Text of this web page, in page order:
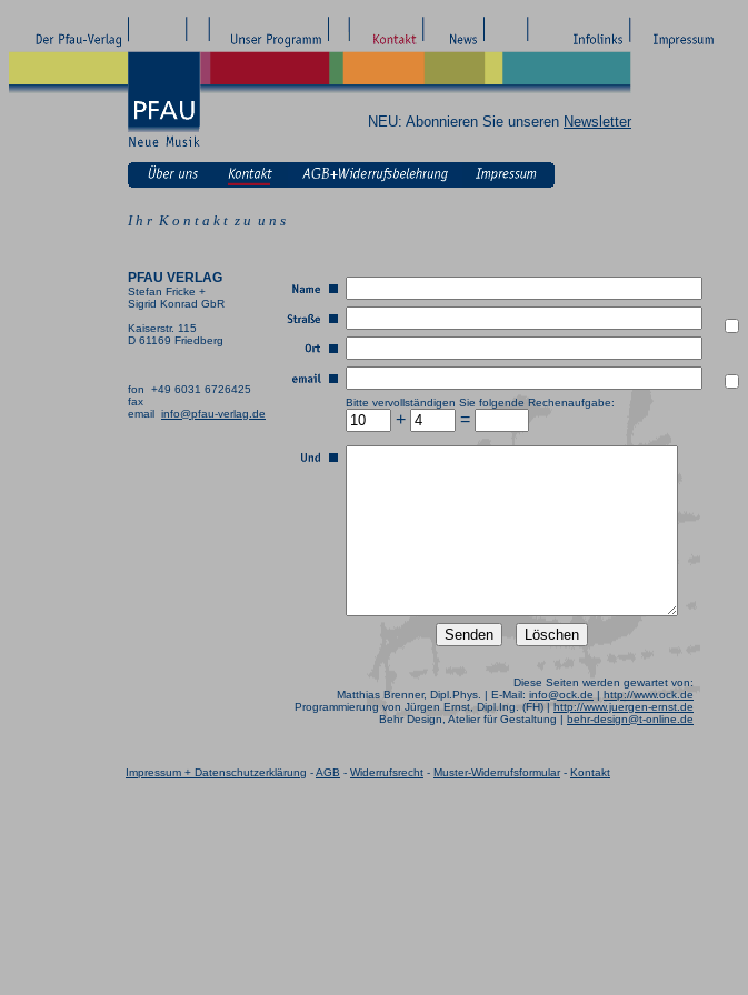
NEU: Abonnieren Sie unseren Newsletter
I h r K o n t a k t z u u n s
PFAU VERLAG
Stefan Fricke +
Sigrid Konrad GbR
Kaiserstr. 115
D 61169 Friedberg
fon +49 6031 6726425
fax
email info@pfau-verlag.de
Bitte vervollständigen Sie folgende Rechenaufgabe:
+ =
Diese Seiten werden gewartet von:
Matthias Brenner, Dipl.Phys. | E-Mail: info@ock.de | http://www.ock.de
Programmierung von Jürgen Ernst, Dipl.Ing. (FH) | http://www.juergen-ernst.de
Behr Design, Atelier für Gestaltung | behr-design@t-online.de
Impressum + Datenschutzerklärung -AGB - Widerrufsrecht - Muster-Widerrufsformular- Kontakt